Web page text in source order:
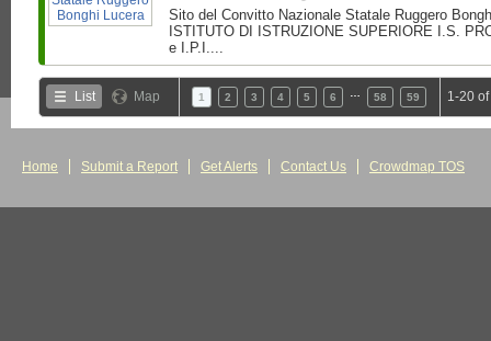
Sito del Convitto Nazionale Statale Ruggero
ISTITUTO DI ISTRUZIONE SUPERIORE I.S.
e I.P.I....
List Map 1 2 3 4 5 6 58 59 1-20
Home Submit a Report Get Alerts Contact Us Crowdmap TOS